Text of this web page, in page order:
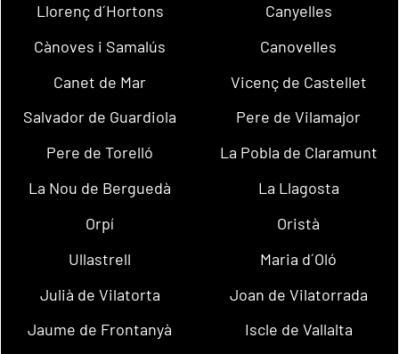
Llorenç d´Hortons
Canyelles
Cànoves i Samalús
Canovelles
Canet de Mar
Vicenç de Castellet
Salvador de Guardiola
Pere de Vilamajor
Pere de Torelló
La Pobla de Claramunt
La Nou de Berguedà
La Llagosta
Orpí
Oristà
Ullastrell
Maria d´Oló
Julià de Vilatorta
Joan de Vilatorrada
Jaume de Frontanyà
Iscle de Vallalta